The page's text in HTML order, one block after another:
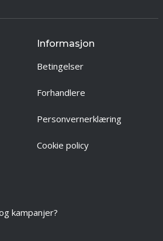
Informasjon
Betingelser
Forhandlere
Personvernerklæring
Cookie policy
kampanjer?